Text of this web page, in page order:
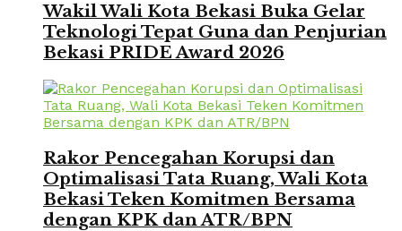
Wakil Wali Kota Bekasi Buka Gelar
Teknologi Tepat Guna dan Penjurian
Bekasi PRIDE Award 2026
Rakor Pencegahan Korupsi dan
Optimalisasi Tata Ruang, Wali Kota
Bekasi Teken Komitmen Bersama
dengan KPK dan ATR/BPN